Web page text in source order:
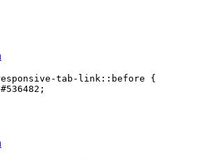
tab-link::before {